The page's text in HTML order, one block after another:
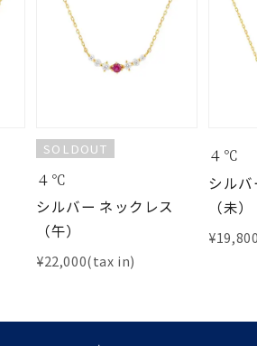
SOLDOUT
４℃
シルバー ネックレス
（午）
¥22,000(tax in)
４℃
シル
（未）